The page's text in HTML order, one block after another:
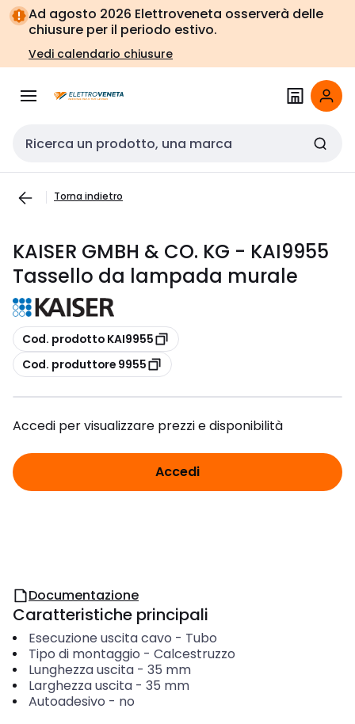
Vai alla
navigazione
Vai
alla
pagina
Ad agosto 2026 Elettroveneta osserverà delle
chiusure per il periodo estivo.
Vedi calendario chiusure
Cerca input
Torna indietro
KAISER GMBH & CO. KG - KAI9955
Tassello da lampada murale
copia
Cod. prodotto KAI9955
copia
Cod. produttore 9955
Accedi per visualizzare prezzi e disponibilità
Accedi
Documentazione
Caratteristiche principali
Esecuzione uscita cavo - Tubo
Tipo di montaggio - Calcestruzzo
Lunghezza uscita- 35 mm
Larghezza uscita- 35 mm
Autoadesivo - no